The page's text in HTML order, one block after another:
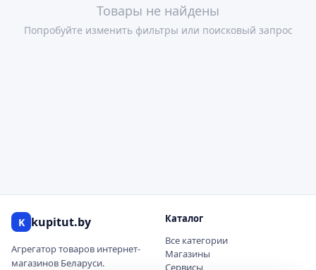
Товары не найдены
Попробуйте изменить фильтры или поисковый запрос
K kupitut.by
Агрегатор товаров интернет-
магазинов Беларуси.
Каталог
Все категории
Магазины
Сервисы